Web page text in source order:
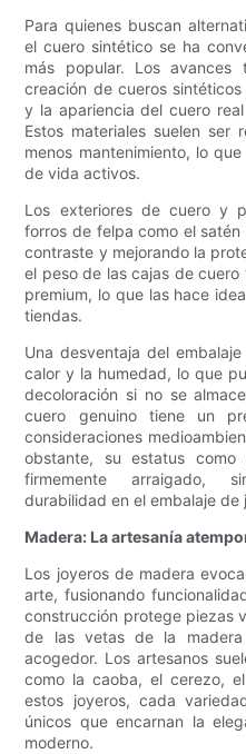
Para quienes buscan
el cuero sintético se ha
más popular. Los avances
creación de cueros
y la apariencia del cuero
Estos materiales suelen ser
menos mantenimiento, lo
de vida activos.
Los exteriores de cuero y
forros de felpa como el
contraste y mejorando la
el peso de las cajas de
premium, lo que las hace
tiendas.
Una desventaja del
calor y la humedad, lo que
decoloración si no se
cuero genuino tiene un
consideraciones
obstante, su estatus
firmemente arraigado,
durabilidad en el embalaje de
Madera: La artesanía
Los joyeros de madera
arte, fusionando
construcción protege piezas
de las vetas de la
acogedor. Los artesanos
como la caoba, el cerezo,
estos joyeros, cada
únicos que encarnan la
moderno.